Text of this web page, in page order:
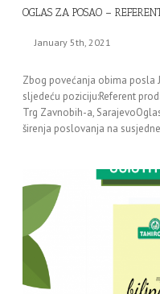
OGLAS ZA POSAO –
January 5th, 2021
Zbog povećanja obima posla
sljedeću poziciju:Referent
Trg Zavnobih-a,
širenja poslovanja na